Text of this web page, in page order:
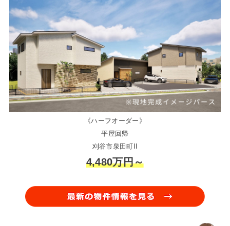
《ハーフオーダー》
平屋回帰
刈谷市泉田町II
4,480万円～